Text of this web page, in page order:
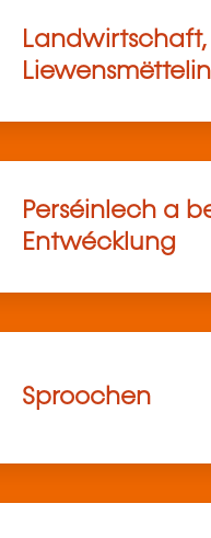
Landwirtschaft,
Perséinlech a
Entwécklung
Sproochen